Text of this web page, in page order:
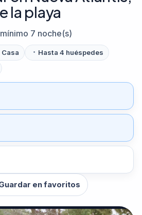
la playa
7 noche(s)
Casa
Hasta 4 huéspedes
en favoritos